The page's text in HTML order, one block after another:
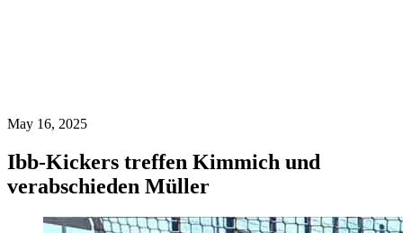
May 16, 2025
Ibb-Kickers treffen Kimmich und
verabschieden Müller